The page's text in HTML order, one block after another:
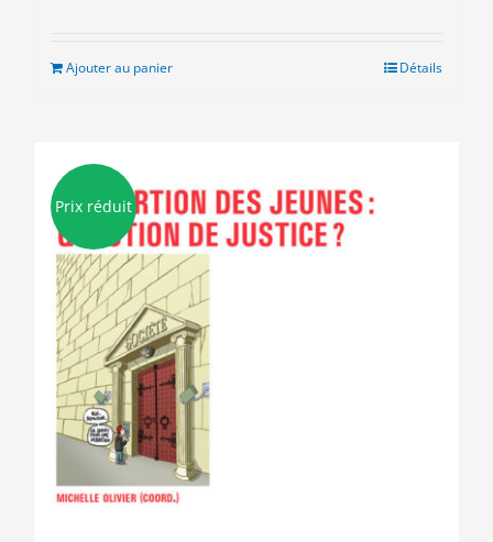
est :
Ajouter au panier Détails
Prix réduit